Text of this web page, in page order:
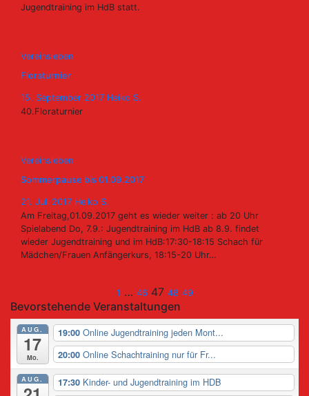
Jugendtraining im HdB statt.
Vereinsleben
Floraturnier
15. September 2017 Heiko S.
40.Floraturnier
Vereinsleben
Sommerpause bis 01.09.2017
21. Juli 2017 Heiko S.
Am Freitag,01.09.2017 geht es wieder weiter : ab 20 Uhr
Spielabend Do, 7.9.: Jugendtraining im HdB ab 8.9. findet
wieder Jugendtraining und im HdB:17:30-18:15 Schach für
Mädchen/Frauen Anfängerkurs, 18:15-20 Uhr…
der
Beiträge
1 … 46 47 48 49
Bevorstehende Veranstaltungen
AUG.
17
Mo.
19:00 Online Jugendtraining jeden Mont...
20:00 Online Schachtraining nur für Fr...
AUG. 17:30 Kinder- und Jugendtraining im HDB